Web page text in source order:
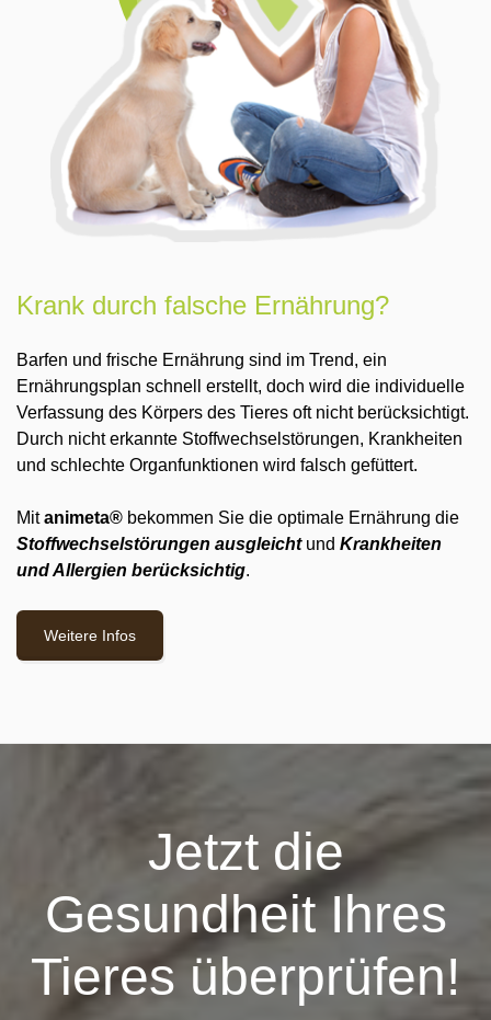
Krank durch falsche Ernährung?
Barfen und frische Ernährung sind im Trend, ein
Ernährungsplan schnell erstellt, doch wird die individuelle
Verfassung des Körpers des Tieres oft nicht berücksichtigt.
Durch nicht erkannte Stoffwechselstörungen, Krankheiten
und schlechte Organfunktionen wird falsch gefüttert.
Mitanimeta® bekommen Sie die optimale Ernährung die
Stoffwechselstörungen ausgleichtund Krankheiten
und Allergien berücksichtig.
Weitere Infos
Jetzt die
Gesundheit Ihres
Tieres überprüfen!